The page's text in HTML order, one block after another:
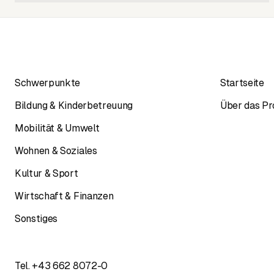
Schwerpunkte
Bildung & Kinderbetreuung
Mobilität & Umwelt
Wohnen & Soziales
Kultur & Sport
Wirtschaft & Finanzen
Sonstiges
Startseite
Über das
Tel. +43 662 8072-0